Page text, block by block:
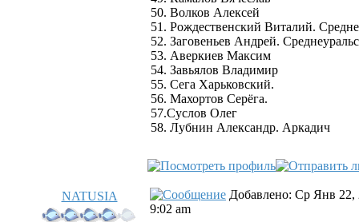
50. Волков Алексей
51. Рождественский Виталий.
52. Заговеньев Андрей.
53. Аверкиев Максим
54. Завьялов Владимир
55. Сега Харьковский.
56. Махортов Серёга.
57.Суслов Олег
58. Лубнин Александр. Аркадич
NATUSIA
Добавлено: Ср Янв 22,
9:02 am